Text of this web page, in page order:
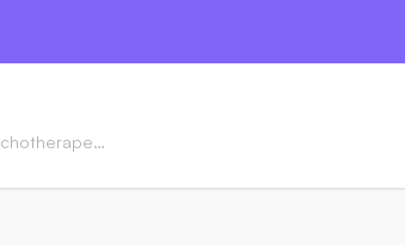
Psycholoog / GZ-Psycholoog / Psychotherapeut